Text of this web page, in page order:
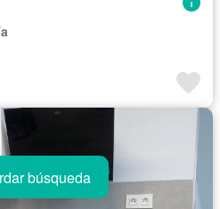
búsqueda